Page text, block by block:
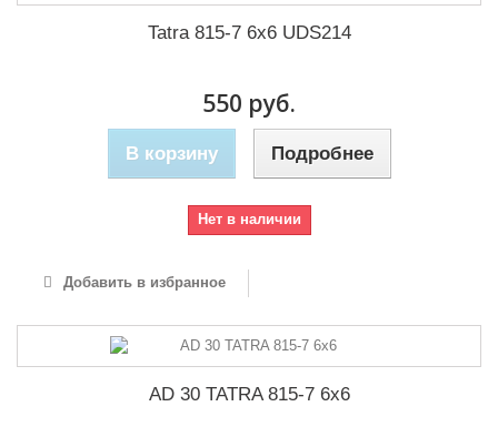
Tatra 815-7 6x6 UDS214
550 руб.
В корзину Подробнее
Нет в наличии
Добавить в избранное
AD 30 TATRA 815-7 6x6